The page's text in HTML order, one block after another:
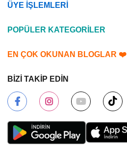
ÜYE İŞLEMLERİ
POPÜLER KATEGORİLER
EN ÇOK OKUNAN BLOGLAR ❤️
BİZİ TAKİP EDİN